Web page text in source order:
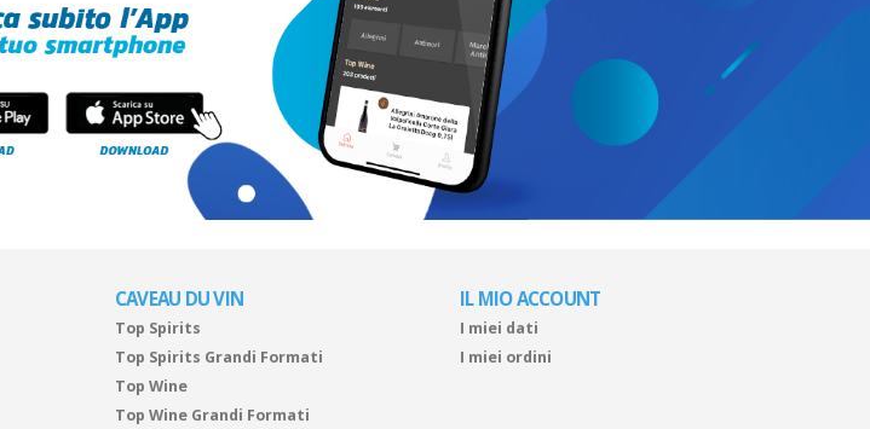
CAVEAU DU VIN
Top Spirits
Top Spirits Grandi Formati
Top Wine
Top Wine Grandi Formati
IL MIO ACCOUNT
I miei dati
I miei ordini